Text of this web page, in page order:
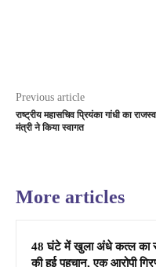
Previous article
राष्ट्रीय महासचिव प्रियंका गांधी का राजस्व
मंत्री ने किया स्वागत
More articles
48 घंटे में खुला अंधे कत्ल का
की हुई पहचान, एक आरोपी